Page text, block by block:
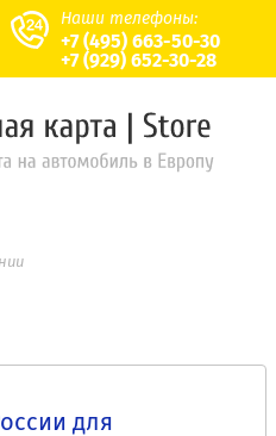
Наши телефоны:
+7 (495) 663-50-30
+7 (929) 652-30-28
для